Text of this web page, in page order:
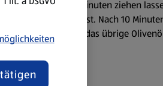
Hitze 15–20 Minuten ziehen
aufgesogen ist. Nach 10
Zum Schluss das übrige